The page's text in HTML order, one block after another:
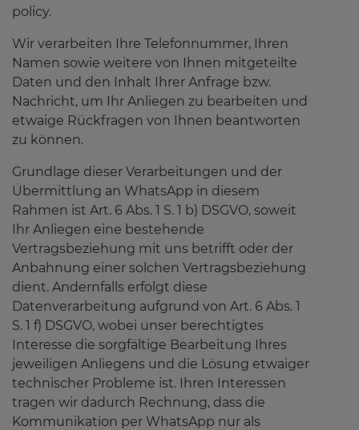
policy.
Wir verarbeiten Ihre Telefonnummer, Ihren
Namen sowie weitere von Ihnen mitgeteilte
Daten und den Inhalt Ihrer Anfrage bzw.
Nachricht, um Ihr Anliegen zu bearbeiten und
etwaige Rückfragen von Ihnen beantworten
zu können.
Grundlage dieser Verarbeitungen und der
Übermittlung an WhatsApp in diesem
Rahmen ist Art. 6 Abs. 1 S. 1 b) DSGVO, soweit
Ihr Anliegen eine bestehende
Vertragsbeziehung mit uns betrifft oder der
Anbahnung einer solchen Vertragsbeziehung
dient. Andernfalls erfolgt diese
Datenverarbeitung aufgrund von Art. 6 Abs. 1
S. 1 f) DSGVO, wobei unser berechtigtes
Interesse die sorgfältige Bearbeitung Ihres
jeweiligen Anliegens und die Lösung etwaiger
technischer Probleme ist. Ihren Interessen
tragen wir dadurch Rechnung, dass die
Kommunikation per WhatsApp nur als